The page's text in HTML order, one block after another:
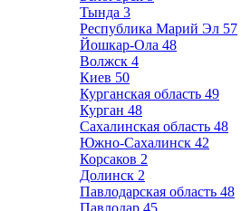
Тында 3
Республика Марий Эл 57
Йошкар-Ола 48
Волжск 4
Киев 50
Курганская область 49
Курган 48
Сахалинская область 48
Южно-Сахалинск 42
Корсаков 2
Долинск 2
Павлодарская область 48
Павлодар 45